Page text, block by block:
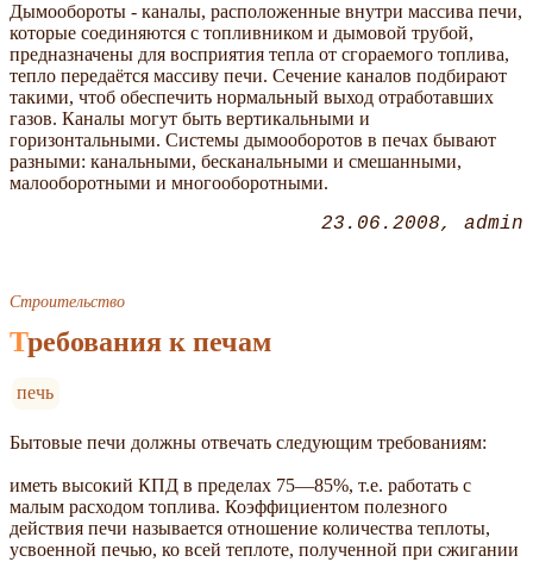
Дымообороты - каналы, расположенные внутри массива печи,
которые соединяются с топливником и дымовой трубой,
предназначены для восприятия тепла от сгораемого топлива,
тепло передаётся массиву печи. Сечение каналов подбирают
такими, чтоб обеспечить нормальный выход отработавших
газов. Каналы могут быть вертикальными и
горизонтальными. Системы дымооборотов в печах бывают
разными: канальными, бесканальными и смешанными,
малооборотными и многооборотными.
23.06.2008 admin
Строительство
Требования к печам
печь
Бытовые печи должны отвечать следующим требованиям:
иметь высокий КПД в пределах 75—85%, т.е. работать с
малым расходом топлива. Коэффициентом полезного
действия печи называется отношение количества теплоты,
усвоенной печью, ко всей теплоте, полученной при сжигании